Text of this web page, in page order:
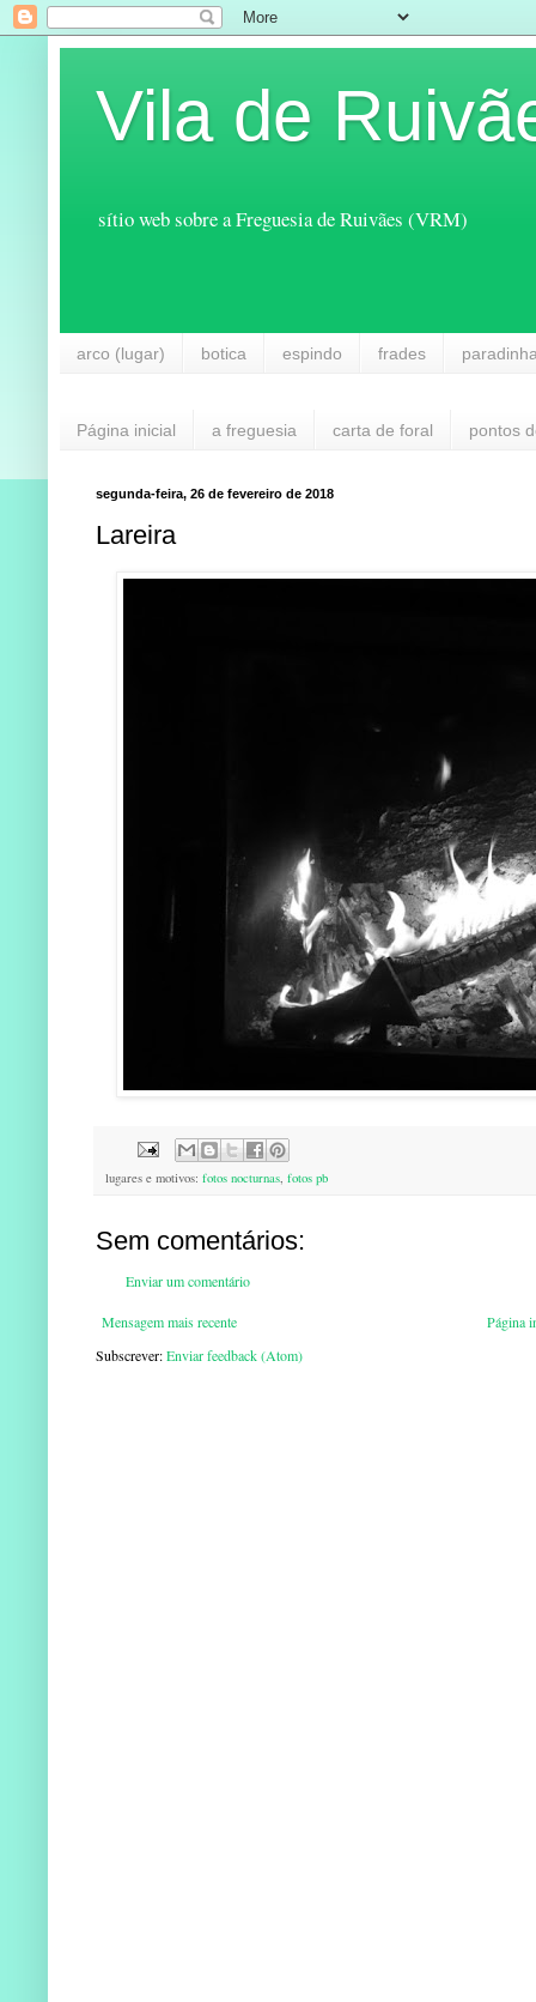
Vila de
sítio web sobre a Freguesia de Ruivães (VRM)
arco (lugar) botica espindo frades
Página inicial a freguesia carta de foral pontos
segunda-feira, 26 de fevereiro de 2018
Lareira
lugares e motivos: fotos nocturnas, fotos pb
Sem comentários:
Enviar um comentário
Mensagem mais recente
Página
Subscrever:Enviar feedback (Atom)